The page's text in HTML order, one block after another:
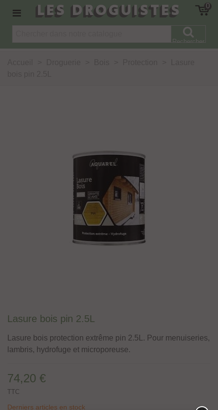
LES DROGUISTES 0
Rechercher
Lasure bois pin 2.5L
Lasure bois protection extrême pin 2.5L. Pour menuiseries,
lambris, hydrofuge et microporeuse.
74,20 €
TTC
Derniers articles en stock